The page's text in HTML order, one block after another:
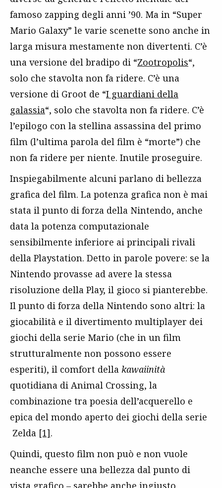
famoso zapping degli anni ’90. Ma in “Super
Mario Galaxy” le varie scenette sono anche in
larga misura mestamente non divertenti. C’è
una versione del bradipo di “Zootropolis“,
solo che stavolta non fa ridere. C’è una
versione di Groot de “I guardiani della
galassia“, solo che stavolta non fa ridere. C’è
l’epilogo con la stellina assassina del primo
film (l’ultima parola del film è “morte”) che
non fa ridere per niente. Inutile proseguire.
Inspiegabilmente alcuni parlano di bellezza
grafica del film. La potenza grafica non è mai
stata il punto di forza della Nintendo, anche
data la potenza computazionale
sensibilmente inferiore ai principali rivali
della Playstation. Detto in parole povere: se la
Nintendo provasse ad avere la stessa
risoluzione della Play, il gioco si pianterebbe.
Il punto di forza della Nintendo sono altri: la
giocabilità e il divertimento multiplayer dei
giochi della serie Mario (che in un film
strutturalmente non possono essere
esperiti), il comfort della kawaiinità
quotidiana di Animal Crossing, la
combinazione tra poesia dell’acquerello e
epica del mondo aperto dei giochi della serie
Zelda [1].
Quindi, questo film non può e non vuole
neanche essere una bellezza dal punto di